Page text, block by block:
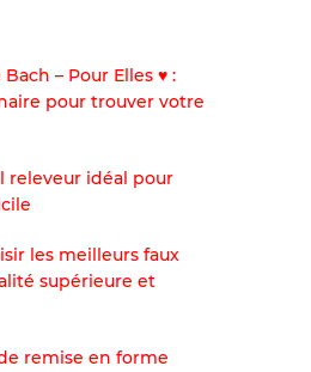
– Pour Elles ♥ :
pour trouver votre
releveur idéal pour
les meilleurs faux
supérieure et
remise en forme